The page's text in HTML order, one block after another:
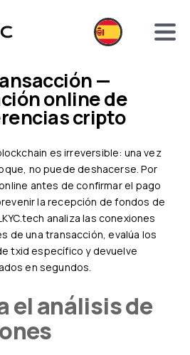
online de
cripto
no puede deshacerse. Por
antes de confirmar el pago
la recepción de fondos de
analiza las conexiones
de una transacción, evalúa los
txid específico y devuelve
en segundos.